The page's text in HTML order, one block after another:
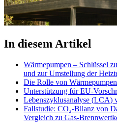
In diesem Artikel
Wärmepumpen – Schlüssel
und zur Umstellung der
Die Rolle von
Unterstützung für EU-
Lebenszyklusanalyse (LCA)
Fallstudie: CO₂-Bilanz von
Vergleich zu Gas-